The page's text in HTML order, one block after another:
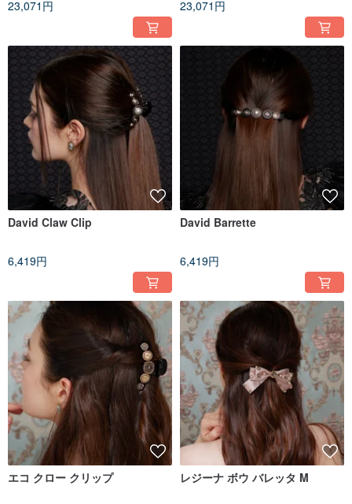
23,071円 23,071円
David Claw Clip
6,419円
David Barrette
6,419円
エコ クロー クリップ レジーナ ボウ バレッタ M